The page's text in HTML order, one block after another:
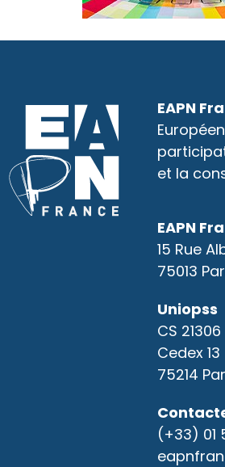
EAPN
et la
EAPN
15 Rue
75013
Uniopss
CS 21306
Cedex 13
75214
(+33) 01